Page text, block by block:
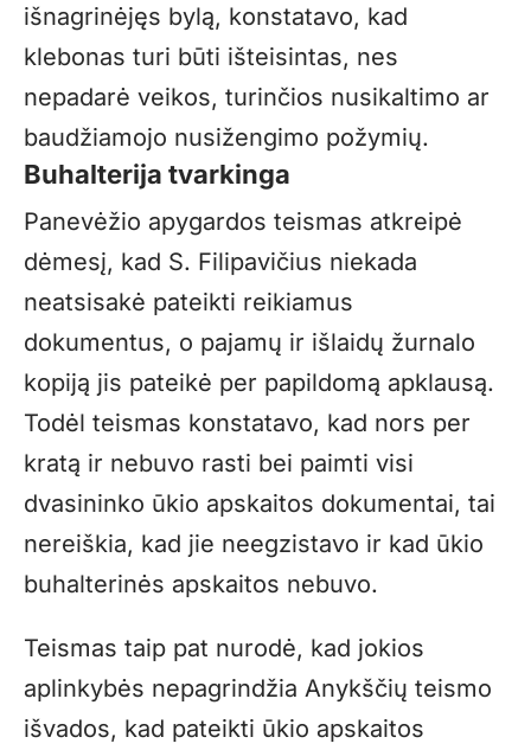
išnagrinėjęs bylą, konstatavo, kad
klebonas turi būti išteisintas, nes
nepadarė veikos, turinčios nusikaltimo ar
baudžiamojo nusižengimo požymių.
Buhalterija tvarkinga
Panevėžio apygardos teismas atkreipė
dėmesį, kad S. Filipavičius niekada
neatsisakė pateikti reikiamus
dokumentus, o pajamų ir išlaidų žurnalo
kopiją jis pateikė per papildomą apklausą.
Todėl teismas konstatavo, kad nors per
kratą ir nebuvo rasti bei paimti visi
dvasininko ūkio apskaitos dokumentai, tai
nereiškia, kad jie neegzistavo ir kad ūkio
buhalterinės apskaitos nebuvo.
Teismas taip pat nurodė, kad jokios
aplinkybės nepagrindžia Anykščių teismo
išvados, kad pateikti ūkio apskaitos